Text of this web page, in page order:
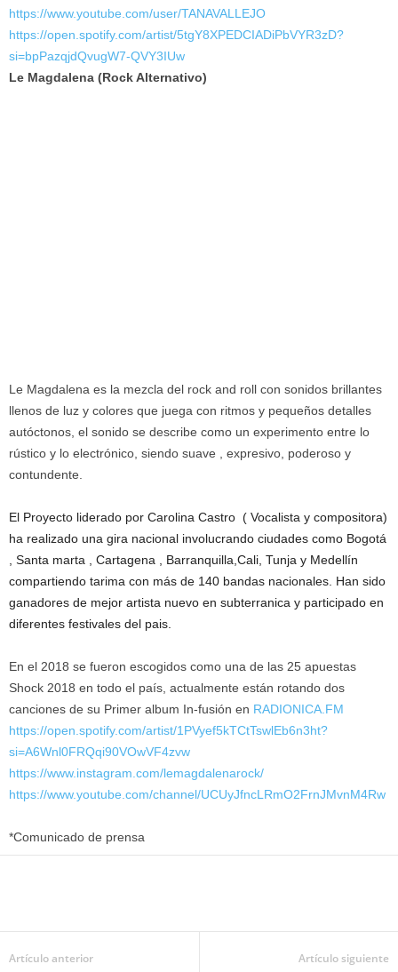
https://www.youtube.com/user/TANAVALLEJO
https://open.spotify.com/artist/5tgY8XPEDCIADiPbVYR3zD?
si=bpPazqjdQvugW7-QVY3IUw
Le Magdalena (Rock Alternativo)
Le Magdalena es la mezcla del rock and roll con sonidos brillantes
llenos de luz y colores que juega con ritmos y pequeños detalles
autóctonos, el sonido se describe como un experimento entre lo
rústico y lo electrónico, siendo suave , expresivo, poderoso y
contundente.
El Proyecto liderado por Carolina Castro ( Vocalista y compositora)
ha realizado una gira nacional involucrando ciudades como Bogotá
, Santa marta , Cartagena , Barranquilla,Cali, Tunja y Medellín
compartiendo tarima con más de 140 bandas nacionales. Han sido
ganadores de mejor artista nuevo en subterranica y participado en
diferentes festivales del pais.
En el 2018 se fueron escogidos como una de las 25 apuestas
Shock 2018 en todo el país, actualmente están rotando dos
canciones de su Primer album In-fusión en RADIONICA.FM
https://open.spotify.com/artist/1PVyef5kTCtTswlEb6n3ht?
si=A6Wnl0FRQqi90VOwVF4zvw
https://www.instagram.com/lemagdalenarock/
https://www.youtube.com/channel/UCUyJfncLRmO2FrnJMvnM4Rw
*Comunicado de prensa
Artículo anterior Artículo siguiente